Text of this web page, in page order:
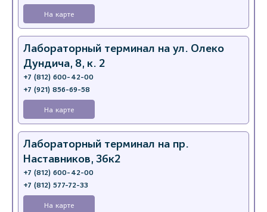
На карте
Лабораторный терминал на ул. Олеко
Дундича, 8, к. 2
+7 (812) 600-42-00
+7 (921) 856-69-58
На карте
Лабораторный терминал на пр.
Наставников, 36к2
+7 (812) 600-42-00
+7 (812) 577-72-33
На карте